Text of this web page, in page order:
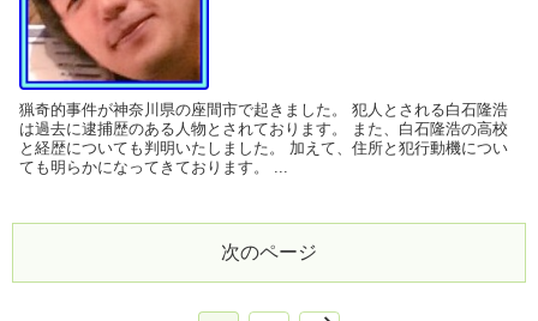
猟奇的事件が神奈川県の座間市で起きました。 犯人とされる白石隆浩
は過去に逮捕歴のある人物とされております。 また、白石隆浩の高校
と経歴についても判明いたしました。 加えて、住所と犯行動機につい
ても明らかになってきております。 ...
次のページ